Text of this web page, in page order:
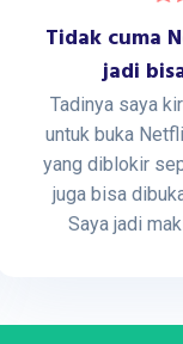
Tidak cuma
jadi
Tadinya saya
untuk buka
yang diblokir
juga bisa
Saya jadi